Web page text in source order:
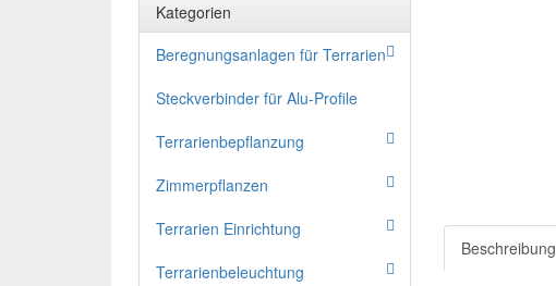
Beschreibung
Kategorien
Beregnungsanlagen für Terrarien
Steckverbinder für Alu-Profile
Terrarienbepflanzung
Zimmerpflanzen
Terrarien Einrichtung
Terrarienbeleuchtung